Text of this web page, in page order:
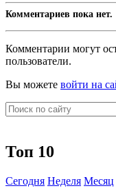
Комментариев пока нет.
Комментарии могут
пользователи.
Вы можете войти на
Топ 10
Сегодня Неделя Месяц